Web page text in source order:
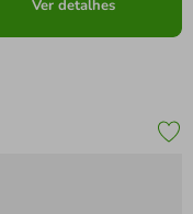
Ver detalhes